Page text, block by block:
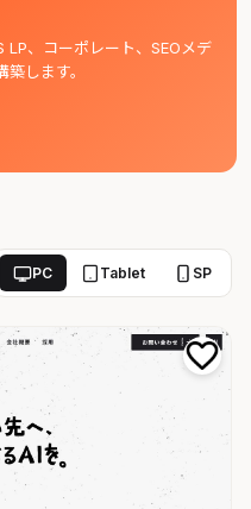
、コーポレート、SEOメデ
します。
PC Tablet SP